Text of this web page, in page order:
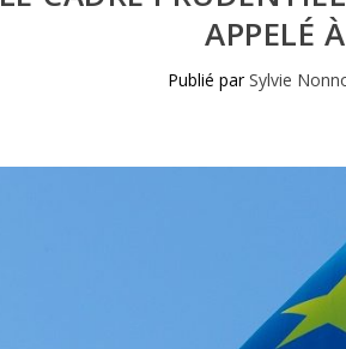
APPELÉ
Publié parSylvie